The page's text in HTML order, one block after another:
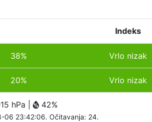
Indeks
38% Vrlo nizak
20% Vrlo nizak
hPa | 42%
06 23:42:06. Očitavanja: 24.